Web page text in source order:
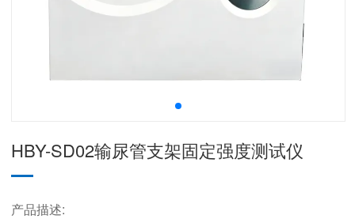
HBY-SD02输尿管支架固定强度测试仪
产品描述: